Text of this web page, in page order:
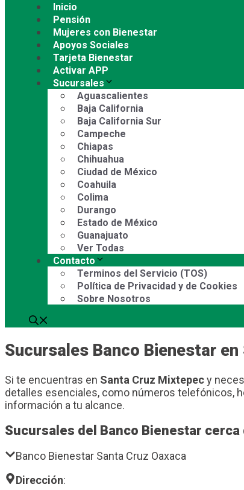
Inicio
Pensión
Mujeres con Bienestar
Apoyos Sociales
Tarjeta Bienestar
Activar APP
Sucursales
Aguascalientes
Baja California
Baja California Sur
Campeche
Chiapas
Chihuahua
Ciudad de México
Coahuila
Colima
Durango
Estado de México
Guanajuato
Ver Todas
Contacto
Terminos del Servicio (TOS)
Política de Privacidad y de Cookies
Sobre Nosotros
Sucursales Banco Bienestar
Si te encuentras en Santa Cruz Mixtepecy
detalles esenciales, como números telefónicos,
información a tu alcance.
Sucursales del Banco Bienestar
Banco Bienestar Santa Cruz Oaxaca
Dirección: